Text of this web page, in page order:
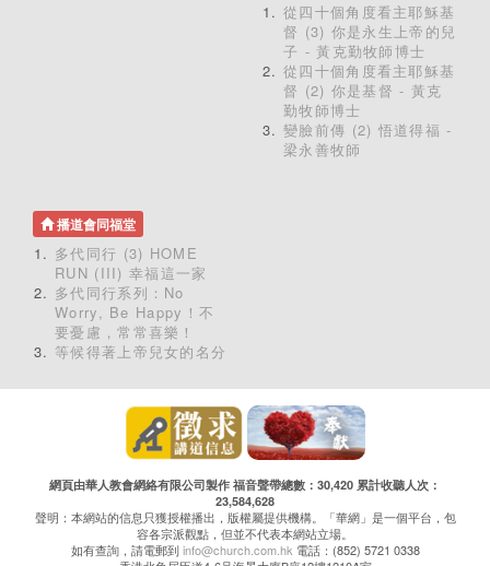
從四十個角度看主耶穌基
督 (3) 你是永生上帝的兒
子 - 黃克勤牧師博士
從四十個角度看主耶穌基
督 (2) 你是基督 - 黃克
勤牧師博士
變臉前傳 (2) 悟道得福 -
梁永善牧師
播道會同福堂
多代同行 (3) HOME
RUN (III) 幸福這一家
多代同行系列：No
Worry, Be Happy！不
要憂慮，常常喜樂！
等候得著上帝兒女的名分
網頁由華人教會網絡有限公司製作 福音聲帶總數：30,420 累計收聽人次：
23,584,628
聲明：本網站的信息只獲授權播出，版權屬提供機構。「華網」是一個平台，包
容各宗派觀點，但並不代表本網站立場。
如有查詢，請電郵到info@church.com.hk 電話：(852) 5721 0338